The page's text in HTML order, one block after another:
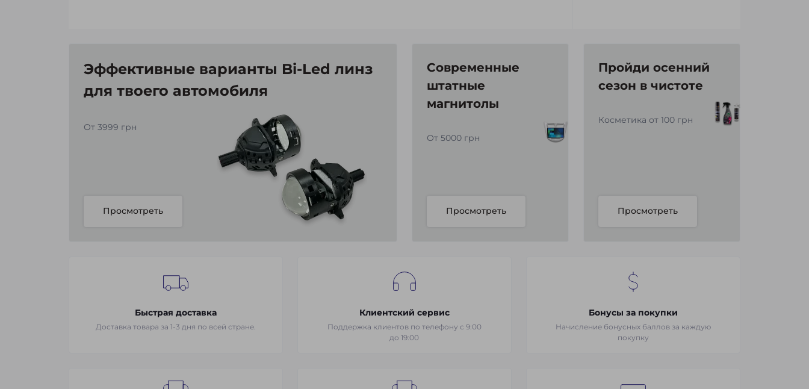
Эффективные варианты Bi-Led линз
для твоего автомобиля
От 3999 грн
Просмотреть
Современные
штатные
магнитолы
От 5000 грн
Просмотреть
Пройди осенний
сезон в чистоте
Косметика от 100 грн
Просмотреть
Быстрая доставка
Доставка товара за 1-3 дня по всей стране.
Клиентский сервис
Поддержка клиентов по телефону с 9:00
до 19:00
Бонусы за покупки
Начисление бонусных баллов за каждую
покупку